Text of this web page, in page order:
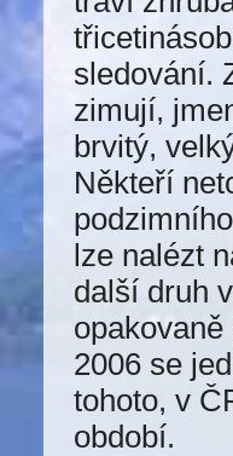
sledování.
zimují,
brvitý,
Někteří
lze nalézt
další druh
2006 se
tohoto, v
období.